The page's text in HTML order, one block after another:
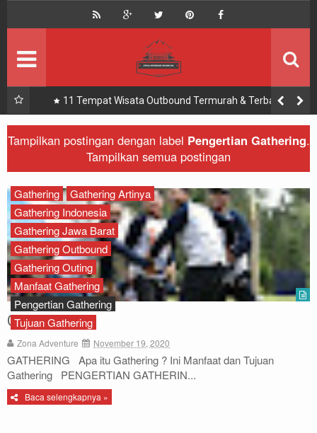
11 Tempat Wisata Outbound Termurah & Terbaik di
Bandung - Zona Adventure Indonesia
Tampilkan postingan dengan label Pengertian Gathering.
Tampilkan semua postingan
GATHERING
Zona Adventure November 19, 2020
GATHERING Apa itu Gathering ? Ini Manfaat dan Tujuan
Gathering PENGERTIAN GATHERIN...
Baca selengkapnya »
Gathering
Gathering Artinya
Gathering Indonesia
Gathering Jawa Barat
Gathering Outbound
Gathering Outing
Manfaat Gathering
Pengertian Gathering
Tujuan Gathering
Offroad Bandung
Bandung Offroad
Zona Offroad Bandung
Outbound Zona Outing Gathering
Paket Zona Bandung Offroad
Recomended
Outbound
Offroad
Rafting
Paintball
Archery
Paket Outbound
Paket Offroad